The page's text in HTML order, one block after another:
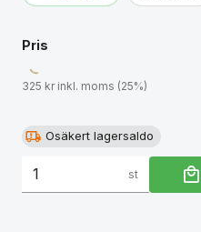
Förpackningsstorlek:
Pris
325 kr inkl. moms (25%)
Osäkert lagersaldo
st